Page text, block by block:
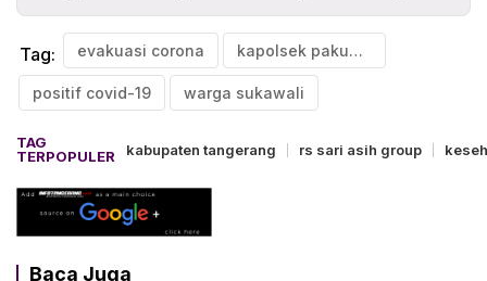
Tag: evakuasi corona kapolsek pakuhaji
positif covid-19 warga sukawali
TAG
TERPOPULER
kabupaten tangerang rs sari asih group
Baca Juga